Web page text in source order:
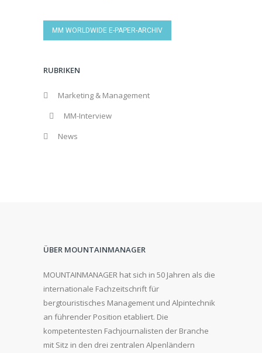
MM WORLDWIDE E-PAPER-ARCHIV
RUBRIKEN
Marketing & Management
MM-Interview
News
ÜBER MOUNTAINMANAGER
MOUNTAINMANAGER hat sich in 50 Jahren als die
internationale Fachzeitschrift für
bergtouristisches Management und Alpintechnik
an führender Position etabliert. Die
kompetentesten Fachjournalisten der Branche
mit Sitz in den drei zentralen Alpenländern